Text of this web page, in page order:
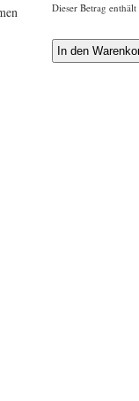
Dieser Betrag